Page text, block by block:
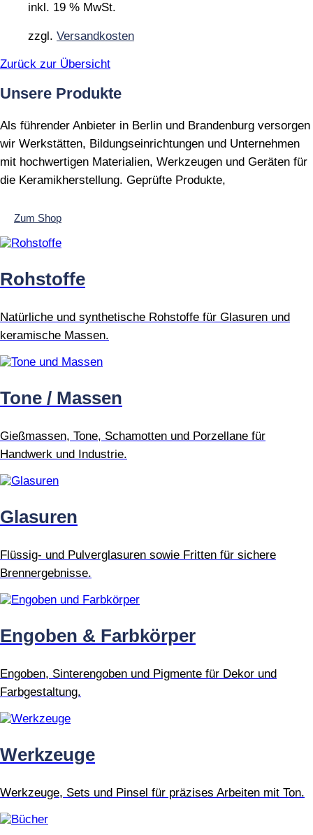
inkl. 19 % MwSt.
zzgl. Versandkosten
Zurück zur Übersicht
Unsere Produkte
Als führender Anbieter in Berlin und Brandenburg versorgen
wir Werkstätten, Bildungseinrichtungen und Unternehmen
mit hochwertigen Materialien, Werkzeugen und Geräten für
die Keramikherstellung. Geprüfte Produkte,
Zum Shop
Rohstoffe
Natürliche und synthetische Rohstoffe für Glasuren und
keramische Massen.
Tone / Massen
Gießmassen, Tone, Schamotten und Porzellane für
Handwerk und Industrie.
Glasuren
Flüssig- und Pulverglasuren sowie Fritten für sichere
Brennergebnisse.
Engoben & Farbkörper
Engoben, Sinterengoben und Pigmente für Dekor und
Farbgestaltung.
Werkzeuge
Werkzeuge, Sets und Pinsel für präzises Arbeiten mit Ton.